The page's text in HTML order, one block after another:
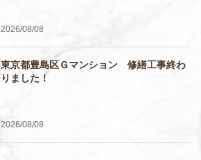
2026/08/08
東京都豊島区Ｇマンション 修繕工事終わ
りました！
2026/08/08